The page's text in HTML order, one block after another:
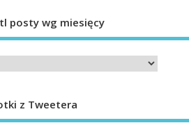
posty wg miesięcy
z Tweetera